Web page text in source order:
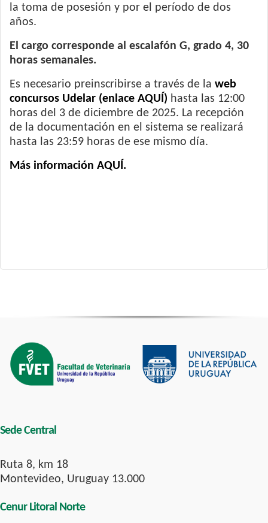
la toma de posesión y por el período de dos
años.
El cargo corresponde al escalafón G, grado 4, 30
horas semanales.
Es necesario preinscribirse a través de la web
concursos Udelar (enlace AQUÍ) hasta las 12:00
horas del 3 de diciembre de 2025. La recepción
de la documentación en el sistema se realizará
hasta las 23:59 horas de ese mismo día.
Más información AQUÍ.
Sede Central
Ruta 8, km 18
Montevideo, Uruguay 13.000
Cenur Litoral Norte